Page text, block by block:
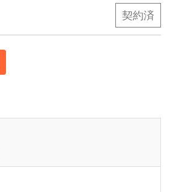
契約済